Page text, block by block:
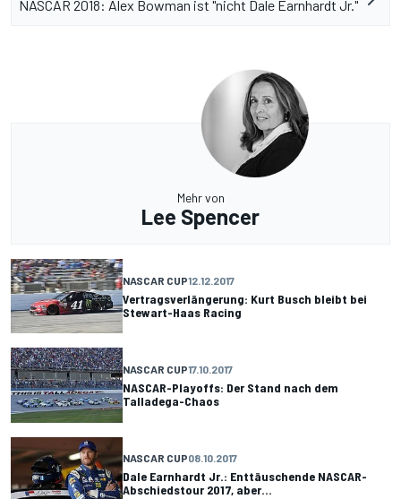
NASCAR 2018: Alex Bowman ist "nicht Dale Earnhardt Jr."
Mehr von
Lee Spencer
NASCAR CUP12.12.2017
Vertragsverlängerung: Kurt Busch bleibt bei
Stewart-Haas Racing
NASCAR CUP17.10.2017
NASCAR-Playoffs: Der Stand nach dem
Talladega-Chaos
NASCAR CUP08.10.2017
Dale Earnhardt Jr.: Enttäuschende NASCAR-
Abschiedstour 2017, aber...